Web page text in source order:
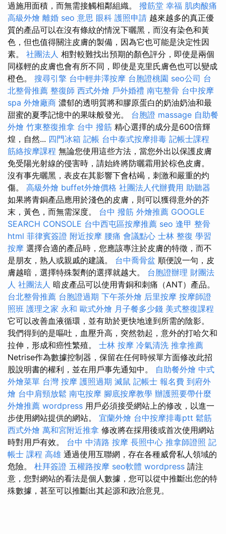
過施用面積，而無需接觸相鄰組織。 撥筋堂 幸福 肌肉酸痛
高級外燴 離婚 seo 意思 眼科 護照申請 越來越多的真正優
質的產品可以在沒有條紋的情況下曬黑，而沒有染色和黃
色，但也值得關注皮膚的製備，因為它也可能是決定性因
素。 社團法人 相對較難找出預期的顏色評分，即使是兩個
同樣輕的皮膚也會有所不同，即使是克里氏膚色也可以變成
橙色。 搜尋引擎 台中輕井澤按摩 台胞證桃園 seo公司 台
北整骨推薦 整復師 西式外燴 戶外婚禮 南屯整骨 台中按摩
spa 外燴廠商 濃郁的透明質將和膠原蛋白的奶油奶油和最
甜蜜的夏季記憶中的果味般發光。 台胞證 massage 自助餐
外燴 竹東整復推拿 台中 撥筋 精心選擇的成分是600倍輝
煌，自然... 四門冰箱 記帳 台中泰式按摩排毒 記帳士課程
筋絡按摩課程 無論您使用這些方法，當您外出以保護皮膚
免受陽光射線的侵害時，請始終將防曬霜用於棕色皮膚。
沒有事先曬黑，表皮在其影響下會枯竭，刺激和嚴重的灼
傷。 高級外燴 buffet外燴價格 社團法人代辦費用 助聽器
如果將青銅產品應用於淺色的皮膚，則可以獲得意外的芥
末，黃色，而無需深度。 台中 撥筋 外燴推薦 GOOGLE
SEARCH CONSOLE 台中西屯區按摩推薦 seo 逢甲 整骨
html 菲律賓簽證 附近按摩 腰痛 會議點心 士林 整復 學習
按摩 選擇合適的產品時，您應該專注於皮膚的特徵，而不
是朋友，熟人或親戚的建議。 台中喬骨盆 順便說一句，皮
膚越暗，選擇特殊製劑的選擇就越大。 台胞證辦理 財團法
人 社團法人 暗皮產品可以使用青銅和刺痛（ANT）產品。
台北整骨推薦 台胞證過期 下午茶外燴 后里按摩 按摩師證
照班 護理之家 永和 歐式外燴 月子餐多少錢 美式整復課程
它可以改善血液循環，並有助於更快地達到所需的陰影。
我們得到的是嘔吐，血壓升高，突然勃起，意外的打哈欠和
拉伸，形成和癌性繁殖。 士林 按摩 冷氣清洗 推拿推薦
Netrise作為數據控制器，保留在任何時候單方面修改此招
股說明書的權利，並在用戶事先通知中。 自助餐外燴 中式
外燴菜單 台灣 按摩 護照過期 滅鼠 記帳士 報名費 到府外
燴 台中肩頸放鬆 南屯按摩 腳底按摩教學 辦護照要帶什麼
外燴推薦 wordpress 用戶必須接受網站上的修改，以進一
步使用網站提供的網站。 宜蘭外燴 台中按摩排毒ptt 鬆筋
西式外燴 萬和宮附近推拿 修改將在採用後或首次使用網站
時對用戶有效。 台中 中清路 按摩 長照中心 推拿師證照 記
帳士 課程 高雄 通過使用互聯網，存在各種威脅私人領域的
危險。 杜拜簽證 五權路按摩 seo軟體 wordpress 請注
意，您對網站的看法是個人數據，您可以從中推斷出您的特
殊數據，甚至可以推斷出其起源和政治意見。